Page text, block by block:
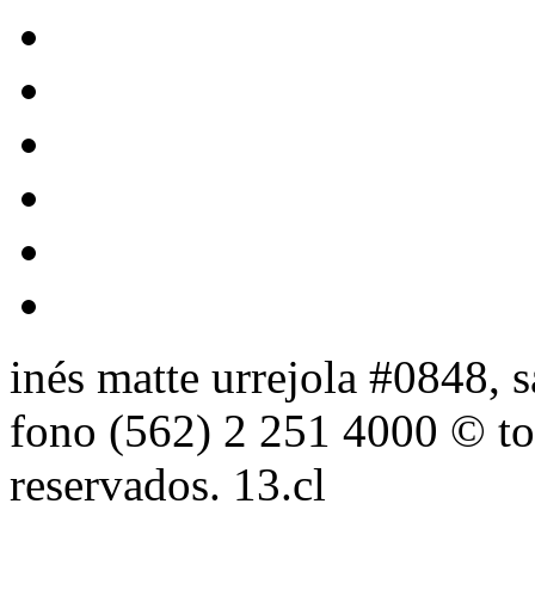
inés matte urrejola #0848,
fono (562) 2 251 4000 ©
reservados. 13.cl